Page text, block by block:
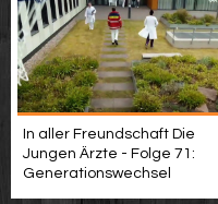
In aller Freundschaft Die
Jungen Ärzte - Folge 71:
Generationswechsel